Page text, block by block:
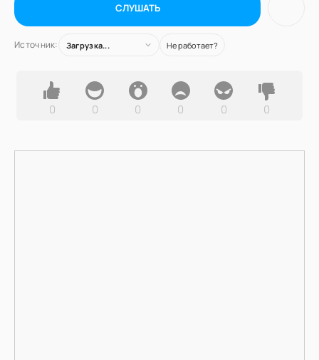
СЛУШАТЬ
Источник: Загрузка... Не работает?
0 0 0 0 0 0